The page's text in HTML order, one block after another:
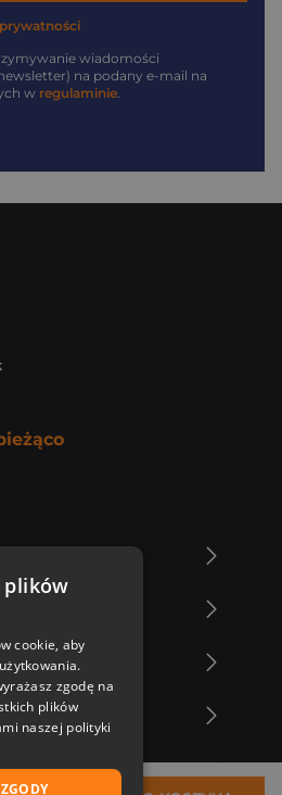
wiadomości
na podany e-mail na
w regulaminie.
plików
cookie, aby
zgodę na
plików
naszej polityki